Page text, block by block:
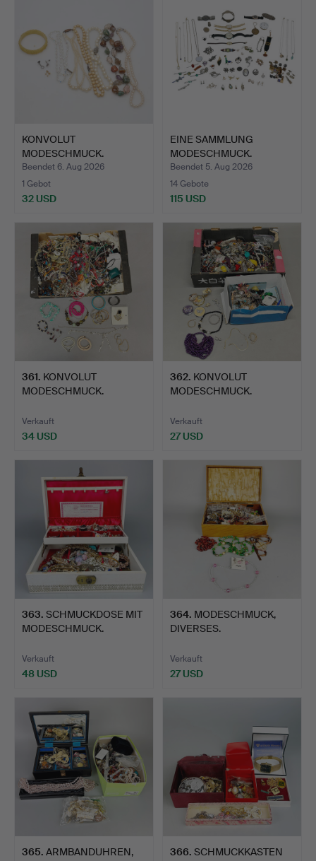
KONVOLUT
MODESCHMUCK.
Beendet 6. Aug 2026
1 Gebot
32 USD
EINE SAMMLUNG
MODESCHMUCK.
Beendet 5. Aug 2026
14 Gebote
115 USD
361. KONVOLUT
MODESCHMUCK.
Verkauft
34 USD
362. KONVOLUT
MODESCHMUCK.
Verkauft
27 USD
363. SCHMUCKDOSE MIT
MODESCHMUCK.
Verkauft
48 USD
364. MODESCHMUCK,
DIVERSES.
Verkauft
27 USD
365. ARMBANDUHREN,
366. SCHMUCKKASTEN